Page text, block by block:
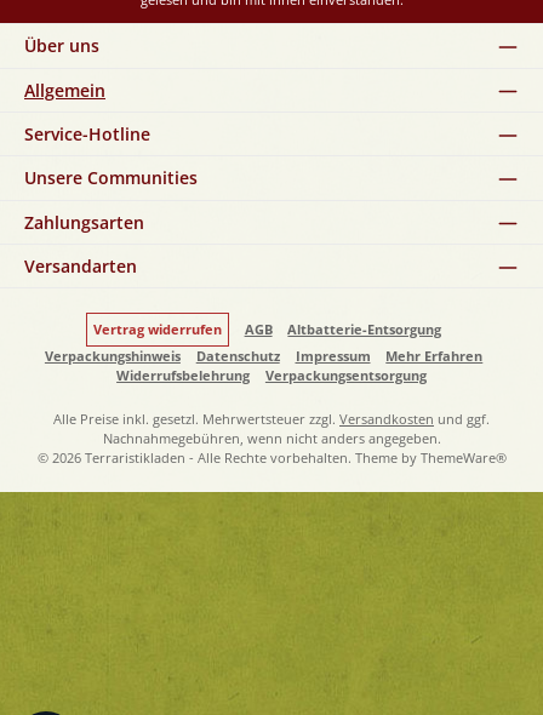
Über uns
Allgemein
Service-Hotline
Unsere Communities
Zahlungsarten
Versandarten
Vertrag widerrufen AGB
Altbatterie-Entsorgung
Verpackungshinweis
Datenschutz Impressum
Mehr Erfahren
Widerrufsbelehrung
Verpackungsentsorgung
Alle Preise inkl. gesetzl. Mehrwertsteuer zzgl. Versandkosten und ggf.
Nachnahmegebühren, wenn nicht anders angegeben.
© 2026 Terraristikladen - Alle Rechte vorbehalten. Theme by ThemeWare®